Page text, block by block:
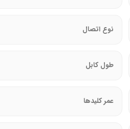
نوع اتصال
طول کابل
عمر کلیدها